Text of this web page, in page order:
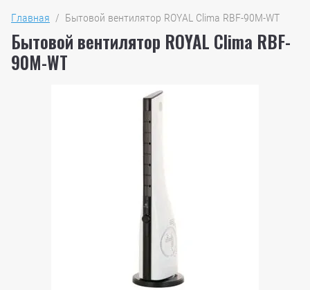
Главная
  /  Бытовой вентилятор ROYAL Clima RBF-90M-WT
Бытовой вентилятор ROYAL Clima RBF-
90M-WT